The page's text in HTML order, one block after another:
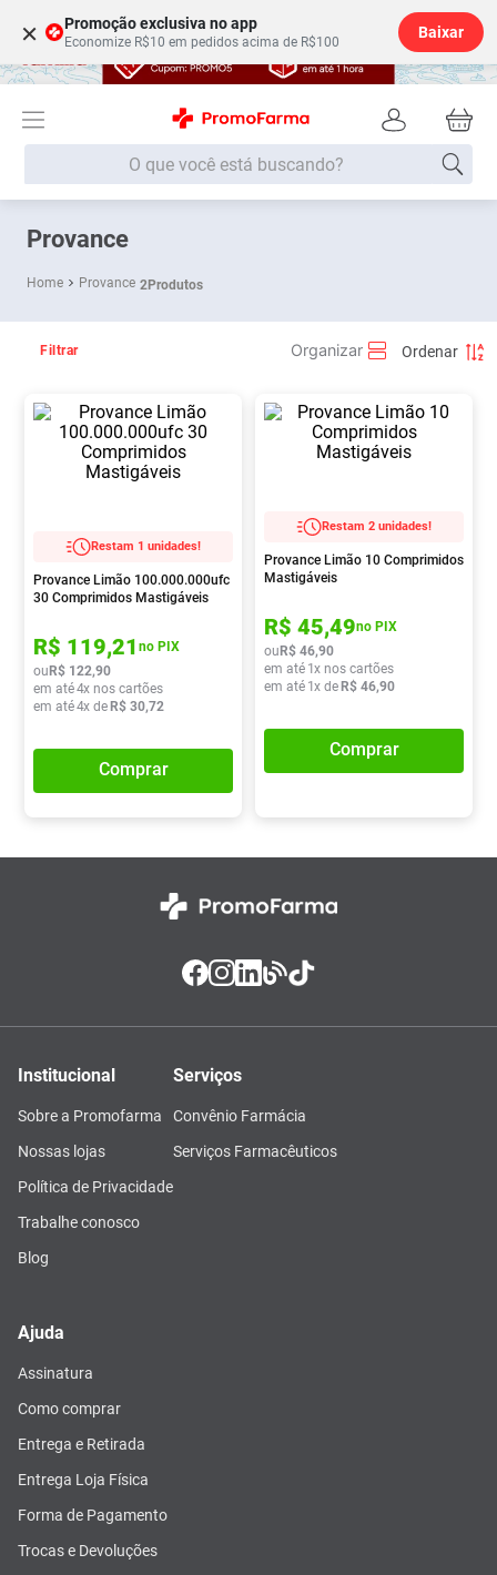
× Promoção exclusiva no app
Economize R$10 em pedidos acima de R$100
Baixar
O que você está buscando?
Provance
Provance 2Produtos
Filtrar
Restam 1 unidades!
Provance Limão 100.000.000ufc
30 Comprimidos Mastigáveis
R$ 119,21 no PIX
ouR$ 122,90
em até4x nos cartões
em até4x deR$ 30,72
Comprar
Restam 2 unidades!
Provance Limão 10 Comprimidos
Mastigáveis
R$ 45,49no PIX
ouR$ 46,90
em até 1x nos cartões
em até 1x deR$ 46,90
Comprar
Institucional
Sobre a Promofarma
Nossas lojas
Política de Privacidade
Trabalhe conosco
Blog
Serviços
Convênio Farmácia
Serviços Farmacêuticos
Ajuda
Assinatura
Como comprar
Entrega e Retirada
Entrega Loja Física
Forma de Pagamento
Trocas e Devoluções
Termos mais buscados
1 º Fralda
3º
º Fralda G
Shampoo
Desodorante
9º
10º Vitamina D